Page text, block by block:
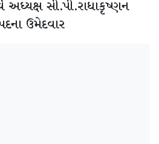
અધ્યક્ષ સી.પી.રાધાકૃષ્ણન
ઉમેદવાર